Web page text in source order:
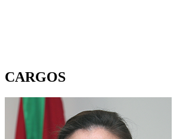
CARGOS